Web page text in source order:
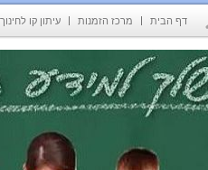
דף הבית מרכז הזמנות עיתון קו לחינוך